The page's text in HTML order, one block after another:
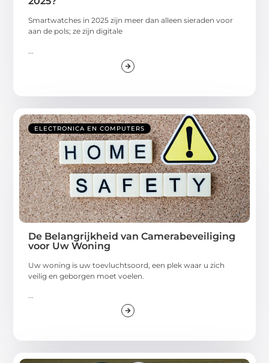
Smartwatches in 2025 zijn meer dan alleen sieraden voor
aan de pols; ze zijn digitale
ELECTRONICA EN COMPUTERS
De Belangrijkheid van Camerabeveiliging
voor Uw Woning
Uw woning is uw toevluchtsoord, een plek waar u zich
veilig en geborgen moet voelen.
...